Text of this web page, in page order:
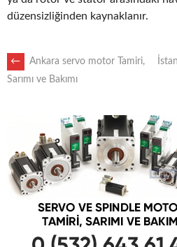
düzensizliğinden kaynaklanır.
POST
NAVIGATION
←
Ankara servo motor Tamiri,
Sarımı ve Bakımı